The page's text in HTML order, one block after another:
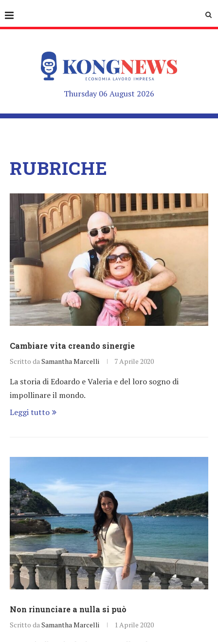
Thursday 06 August 2026
RUBRICHE
Cambiare vita creando sinergie
Scritto da Samantha Marcelli 7 Aprile 2020
La storia di Edoardo e Valeria e del loro sogno di
impollinare il mondo.
Leggi tutto
Non rinunciare a nulla si può
Scritto da Samantha Marcelli 1 Aprile 2020